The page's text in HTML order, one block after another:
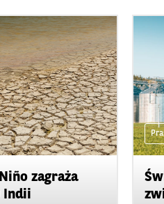
zagraża
Indii